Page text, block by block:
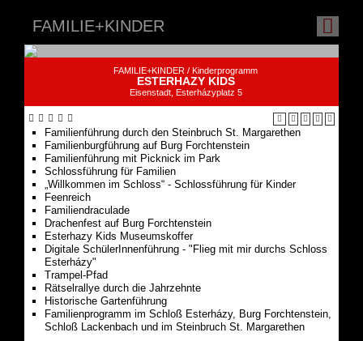
FAMILIE+KINDER /
ESTERHAZY KIDS
Familienführung durch den Steinbruch St. Margarethen
Familienburgführung auf Burg Forchtenstein
Familienführung mit Picknick im Park
Schlossführung für Familien
„Willkommen im Schloss“ - Schlossführung für Kinder
Feenreich
Familiendraculade
Drachenfest auf Burg Forchtenstein
Esterhazy Kids Museumskoffer
Digitale SchülerInnenführung - "Flieg mit mir durchs Schloss
Esterházy"
Trampel-Pfad
Rätselrallye durch die Jahrzehnte
Historische Gartenführung
Familienprogramm im Schloß Esterházy, Burg Forchtenstein,
Schloß Lackenbach und im Steinbruch St. Margarethen